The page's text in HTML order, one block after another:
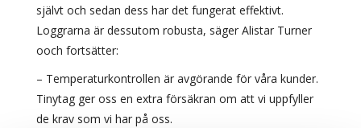
självt och sedan dess har det fungerat effektivt.
Loggrarna är dessutom robusta, säger Alistar Turner
ooch fortsätter:
– Temperaturkontrollen är avgörande för våra kunder.
Tinytag ger oss en extra försäkran om att vi uppfyller
de krav som vi har på oss.